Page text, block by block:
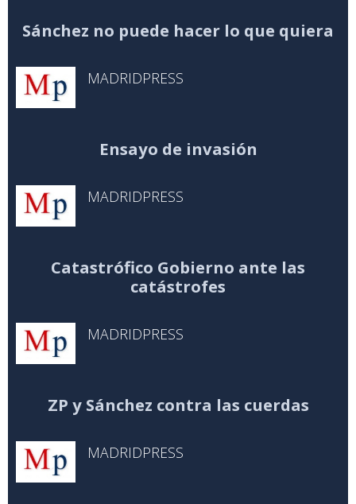
Sánchez no puede hacer lo que quiera
MADRIDPRESS
Ensayo de invasión
MADRIDPRESS
Catastrófico Gobierno ante las
catástrofes
MADRIDPRESS
ZP y Sánchez contra las cuerdas
MADRIDPRESS